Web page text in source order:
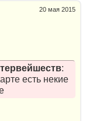
20 мая 2015
:
есть некие